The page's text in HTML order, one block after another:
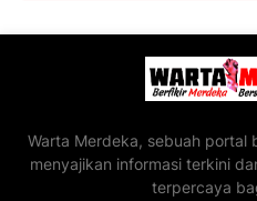
Warta Merdeka, sebuah
menyajikan informasi terkini
terpercaya